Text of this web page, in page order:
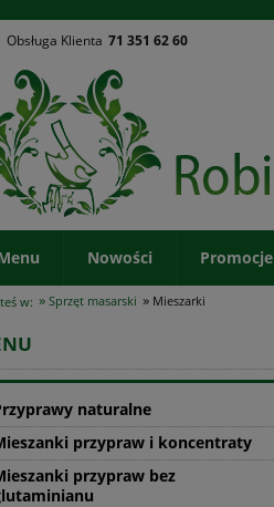
Obsługa Klienta 71 351 62 60
Nowości Promocje
w: » Sprzęt masarski » Mieszarki
naturalne
przypraw i koncentraty
przypraw bez